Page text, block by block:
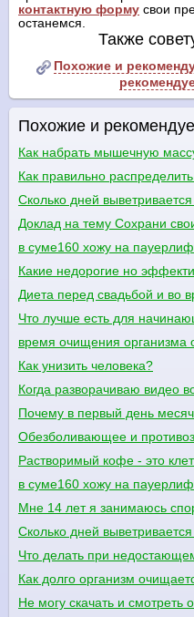
контактную форму свои
останемся.
Также
Похожие и
Похожие и
Как набрать мышечную
Как правильно
Сколько дней
Доклад на тему Сохрани
в суме160 хожу на
Какие недорогие но
Диета перед свадьбой и во
Что лучше есть для
время очищения организма
Как унизить человека?
Когда разворачиваю видео
Почему в первый день
Обезболивающее и
Растворимый кофе - это
в суме160 хожу на
Мне 14 лет я занимаюсь
Cколько дней
Что делать при
Как долго организм
Не могу скачать и